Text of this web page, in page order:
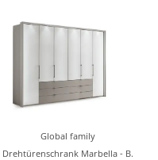
Global family
Drehtürenschrank Marbella - B.